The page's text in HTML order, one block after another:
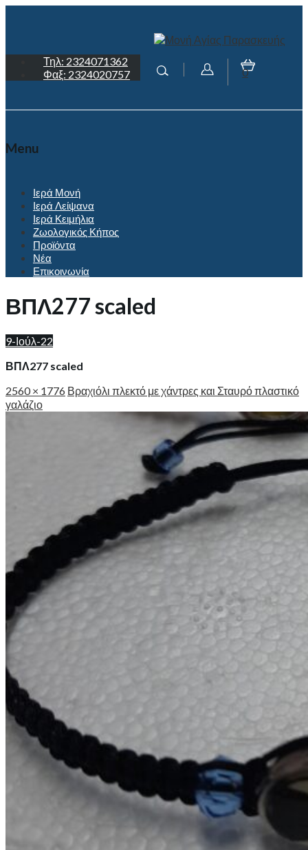
Τηλ: 2324071362
Φαξ: 2324020757
0
Menu
Ιερά Μονή
Ιερά Λείψανα
Ιερά Κειμήλια
Ζωολογικός Κήπος
Προϊόντα
Νέα
Επικοινωνία
ΒΠΛ277 scaled
9-Ιούλ-22
ΒΠΛ277 scaled
2560 × 1776 Βραχιόλι πλεκτό με χάντρες και Σταυρό πλαστικό
γαλάζιο